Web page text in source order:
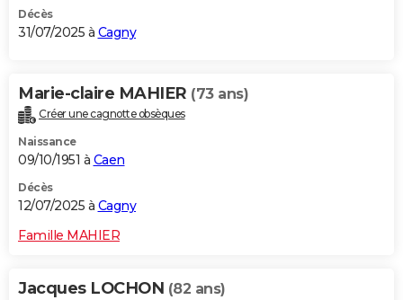
Décès
31/07/2025 à Cagny
Marie-claire MAHIER (73 ans)
Créer une cagnotte obsèques
Naissance
09/10/1951 à Caen
Décès
12/07/2025 à Cagny
Famille MAHIER
Jacques LOCHON (82 ans)